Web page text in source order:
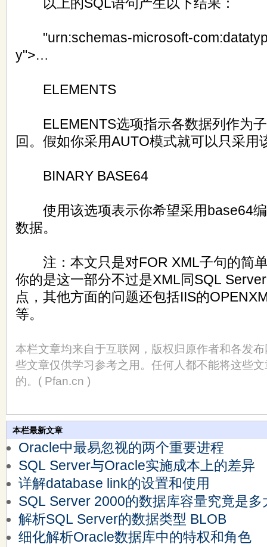
以上的SQL语句产生以下结果：
"urn:schemas-microsoft-
y">…
ELEMENTS
ELEMENTS选项指示各数据列作为子
回。假如你采用AUTO模式就可以只采用
BINARY BASE64
使用该选项表示你希望采用base64编
数据。
注：本文只是对FOR XML子句的简单
你的是这一部分不过是XML同SQL
点，其他方面的问题还包括IIS的
等。
本栏文章均来自于互联网，版权归原作者和各发
些文章仅供学习参考之用。任何人都不能将这些
的。( Pfan.cn )
本栏最新文章
Oracle中最易忽视的两个重要进程
SQL Server与Oracle实施成本上的差异
详解database link的设置和使用
SQL Server 2000的数据库容量究竟是多
解析SQL Server的数据类型 BLOB
细化解析Oracle数据库中的特权和角色